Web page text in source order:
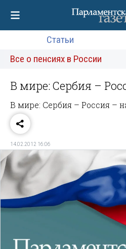
Статьи
Все о пенсиях в России
В мире: Сербия –
В мире: Сербия – Россия –
14.02.2012 16:06